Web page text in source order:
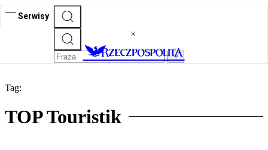
Serwisy
Tag:
TOP Touristik